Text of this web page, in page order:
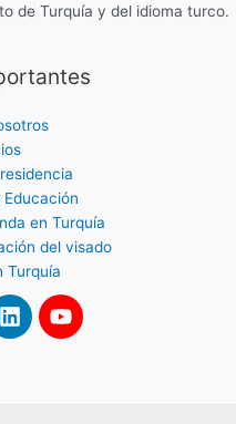
de Turquía y del idioma turco.
en Turquía
del visado
Turquía